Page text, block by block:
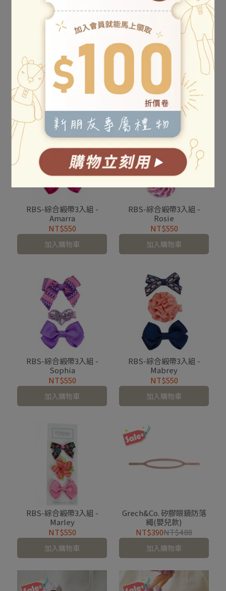
GRECH&CO 矽膠眼鏡防落
繩(共五款)
NT$520NT$650
加入購物車
韓國 Friendaddy 沙灘包
(M)
NT$1,288NT$1,350
RBS-綜合緞帶3入組 -
Amarra
NT$550
加入購物車
RBS-綜合緞帶3入組 -
Rosie
NT$550
加入購物車
RBS-綜合緞帶3入組 -
Sophia
NT$550
加入購物車
RBS-綜合緞帶3入組 -
Mabrey
NT$550
加入購物車
RBS-綜合緞帶3入組 -
Marley
NT$550
加入購物車
Grech&Co. 矽膠眼鏡防落
繩(嬰兒款)
NT$390NT$488
加入購物車